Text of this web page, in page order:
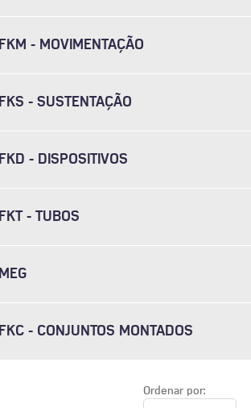
FKM - MOVIMENTAÇÃO
FKS - SUSTENTAÇÃO
FKD - DISPOSITIVOS
FKT - TUBOS
MEG
FKC - CONJUNTOS MONTADOS
Ordenar por: